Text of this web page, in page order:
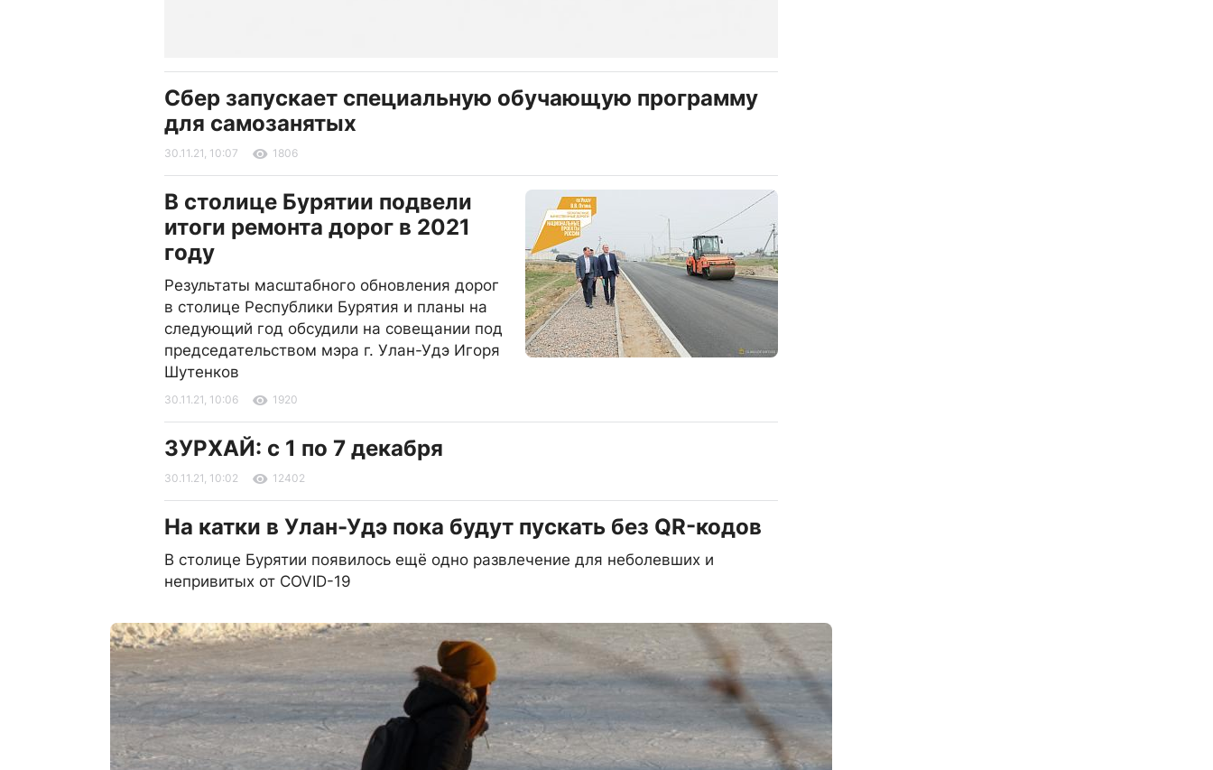
Сбер запускает специальную обучающую программу
для самозанятых
30.11.21, 10:07 1806
В столице Бурятии подвели
итоги ремонта дорог в 2021
году
Результаты масштабного обновления дорог
в столице Республики Бурятия и планы на
следующий год обсудили на совещании под
председательством мэра г. Улан-Удэ Игоря
Шутенков
30.11.21, 10:06 1920
ЗУРХАЙ: с 1 по 7 декабря
30.11.21, 10:02 12402
На катки в Улан-Удэ пока будут пускать без QR-кодов
В столице Бурятии появилось ещё одно развлечение для неболевших и
непривитых от COVID-19